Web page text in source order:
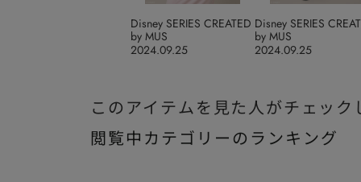
2024.09.25
Disney SERIES CREATED
by MUS
2024.09.25
Disney SERIES
by MUS
このアイテムを見た人がチェック
閲覧中カテゴリーのランキング